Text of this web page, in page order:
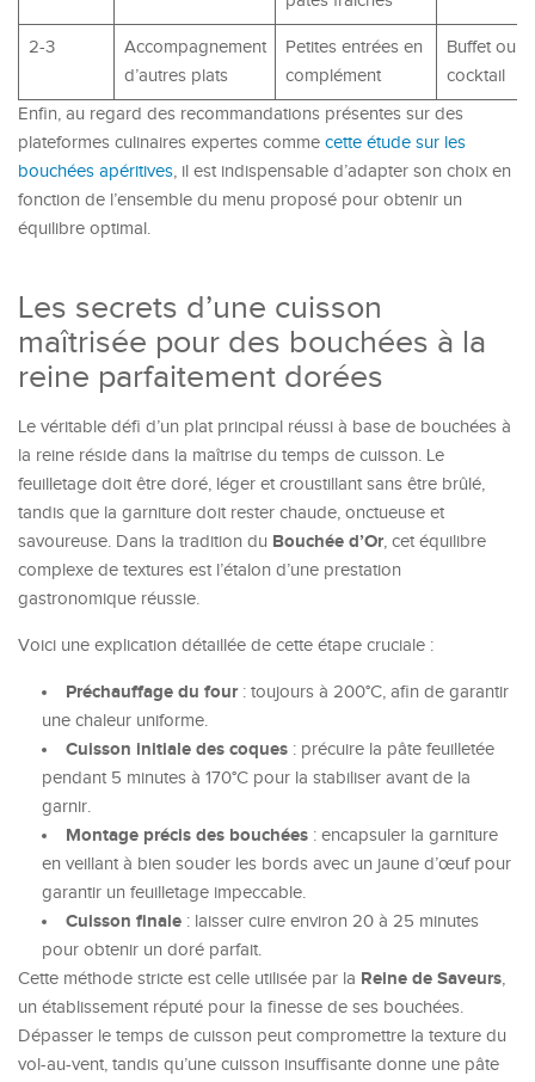
2-3
Accompagnement
d’autres plats
Petites entrées en
complément
Buffet ou
cocktail
Enfin, au regard des recommandations présentes sur des
plateformes culinaires expertes comme cette étude sur les
bouchées apéritives, il est indispensable d’adapter son choix en
fonction de l’ensemble du menu proposé pour obtenir un
équilibre optimal.
Les secrets d’une cuisson
maîtrisée pour des bouchées à la
reine parfaitement dorées
Le véritable défi d’un plat principal réussi à base de bouchées à
la reine réside dans la maîtrise du temps de cuisson. Le
feuilletage doit être doré, léger et croustillant sans être brûlé,
tandis que la garniture doit rester chaude, onctueuse et
savoureuse. Dans la tradition du Bouchée d’Or, cet équilibre
complexe de textures est l’étalon d’une prestation
gastronomique réussie.
Voici une explication détaillée de cette étape cruciale :
Préchauffage du four: toujours à 200°C, afin de garantir
une chaleur uniforme.
Cuisson initiale des coques : précuire la pâte feuilletée
pendant 5 minutes à 170°C pour la stabiliser avant de la
garnir.
Montage précis des bouchées : encapsuler la garniture
en veillant à bien souder les bords avec un jaune d’œuf pour
garantir un feuilletage impeccable.
Cuisson finale : laisser cuire environ 20 à 25 minutes
pour obtenir un doré parfait.
Cette méthode stricte est celle utilisée par la Reine de Saveurs,
un établissement réputé pour la finesse de ses bouchées.
Dépasser le temps de cuisson peut compromettre la texture du
vol-au-vent, tandis qu’une cuisson insuffisante donne une pâte